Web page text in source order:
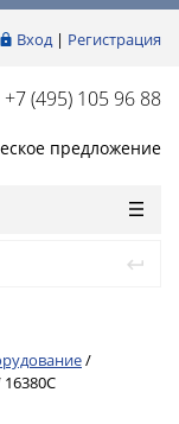
Вход| Регистрация
+7 (495) 105 96 88
предложение
/
16380C